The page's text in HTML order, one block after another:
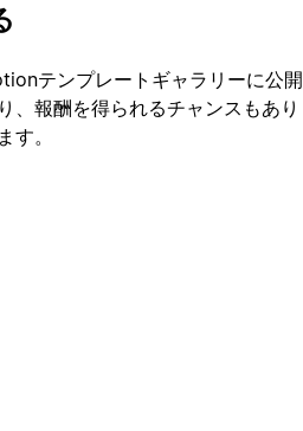
テンプレートギャラリーに公開
、報酬を得られるチャンスもあり
す。